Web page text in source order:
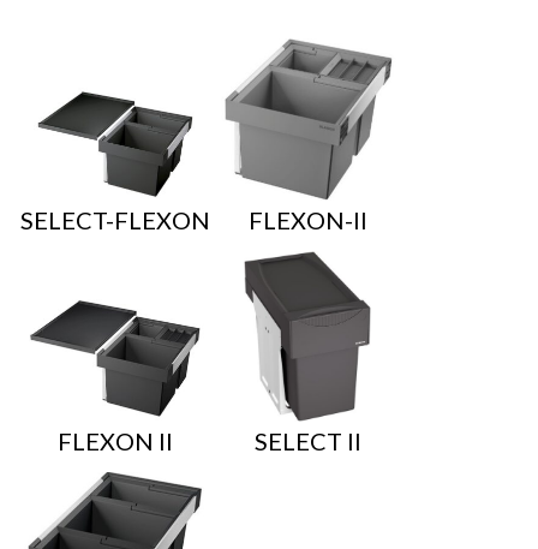
SELECT-FLEXON FLEXON-II
FLEXON II SELECT II